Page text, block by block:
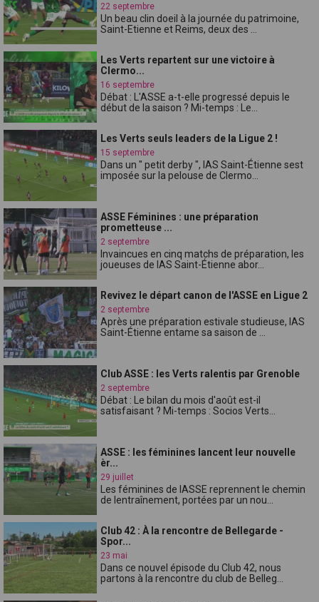
22 septembre
Un beau clin doeil à la journée du patrimoine,
Saint-Etienne et Reims, deux des ...
Les Verts repartent sur une victoire à
Clermo...
16 septembre
Débat : L'ASSE a-t-elle progressé depuis le
début de la saison ? Mi-temps : Le...
Les Verts seuls leaders de la Ligue 2 !
15 septembre
Dans un " petit derby ", lAS Saint-Étienne sest
imposée sur la pelouse de Clermo...
ASSE Féminines : une préparation
prometteuse ...
2 septembre
Invaincues en cinq matchs de préparation, les
joueuses de lAS Saint-Étienne abor...
Revivez le départ canon de l'ASSE en Ligue 2
2 septembre
Après une préparation estivale studieuse, lAS
Saint-Étienne entame sa saison de ...
Club ASSE : les Verts ralentis par Grenoble
2 septembre
Débat : Le bilan du mois d'août est-il
satisfaisant ? Mi-temps : Socios Verts...
ASSE : les féminines lancent leur nouvelle
èr...
29 juillet
Les féminines de lASSE reprennent le chemin
de lentraînement, portées par un nou...
Club 42 : À la rencontre de Bellegarde -
Spor...
23 mai
Dans ce nouvel épisode du Club 42, nous
partons à la rencontre du club de Belleg...